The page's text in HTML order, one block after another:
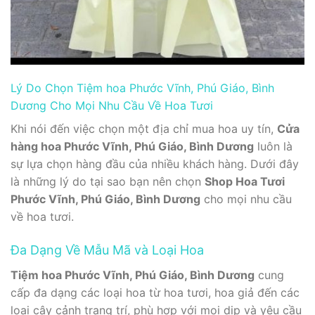
Lý Do Chọn Tiệm hoa Phước Vĩnh, Phú Giáo, Bình
Dương Cho Mọi Nhu Cầu Về Hoa Tươi
Khi nói đến việc chọn một địa chỉ mua hoa uy tín, Cửa
hàng hoa Phước Vĩnh, Phú Giáo, Bình Dương luôn là
sự lựa chọn hàng đầu của nhiều khách hàng. Dưới đây
là những lý do tại sao bạn nên chọn Shop Hoa Tươi
Phước Vĩnh, Phú Giáo, Bình Dương cho mọi nhu cầu
về hoa tươi.
Đa Dạng Về Mẫu Mã và Loại Hoa
Tiệm hoa Phước Vĩnh, Phú Giáo, Bình Dương cung
cấp đa dạng các loại hoa từ hoa tươi, hoa giả đến các
loại cây cảnh trang trí, phù hợp với mọi dịp và yêu cầu